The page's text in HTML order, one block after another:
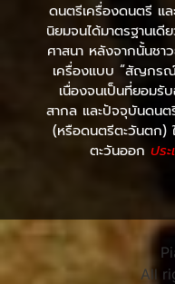
ดนตรีเครื่องดนตรี แ
นิยมจนได้มาตรฐานเ
ศาสนา หลังจากนั้นชา
เครื่องแบบ “สัญกร
เนื่องจนเป็นที่ยอมรั
สากล และปัจจุบันดน
(หรือดนตรีตะวันตก)
ตะวันออก ปร
All